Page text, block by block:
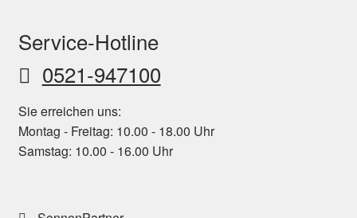
Service-Hotline
0521-947100
Sie erreichen uns:
Montag - Freitag: 10.00 - 18.00 Uhr
Samstag: 10.00 - 16.00 Uhr